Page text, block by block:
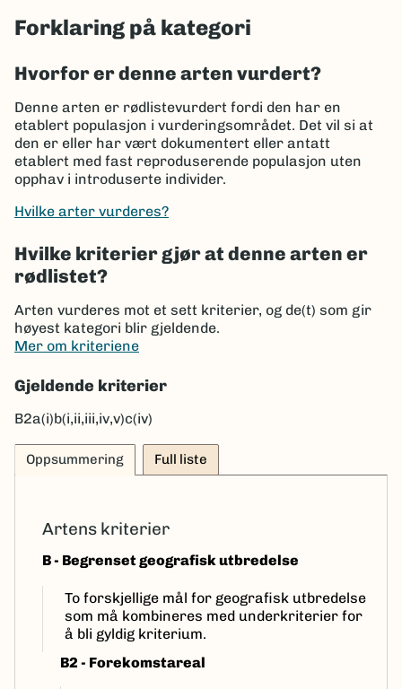
Forklaring på kategori
Hvorfor er denne arten vurdert?
Denne arten er rødlistevurdert fordi den har en
etablert populasjon i vurderingsområdet. Det vil si at
den er eller har vært dokumentert eller antatt
etablert med fast reproduserende populasjon uten
opphav i introduserte individer.
Hvilke arter vurderes?
Hvilke kriterier gjør at denne arten er
rødlistet?
Arten vurderes mot et sett kriterier, og de(t) som gir
høyest kategori blir gjeldende.
Mer om kriteriene
Gjeldende kriterier
B2a(i)b(i,ii,iii,iv,v)c(iv)
Oppsummering Full liste
Artens kriterier
B - Begrenset geografisk utbredelse
To forskjellige mål for geografisk utbredelse
som må kombineres med underkriterier for
å bli gyldig kriterium.
B2 - Forekomstareal